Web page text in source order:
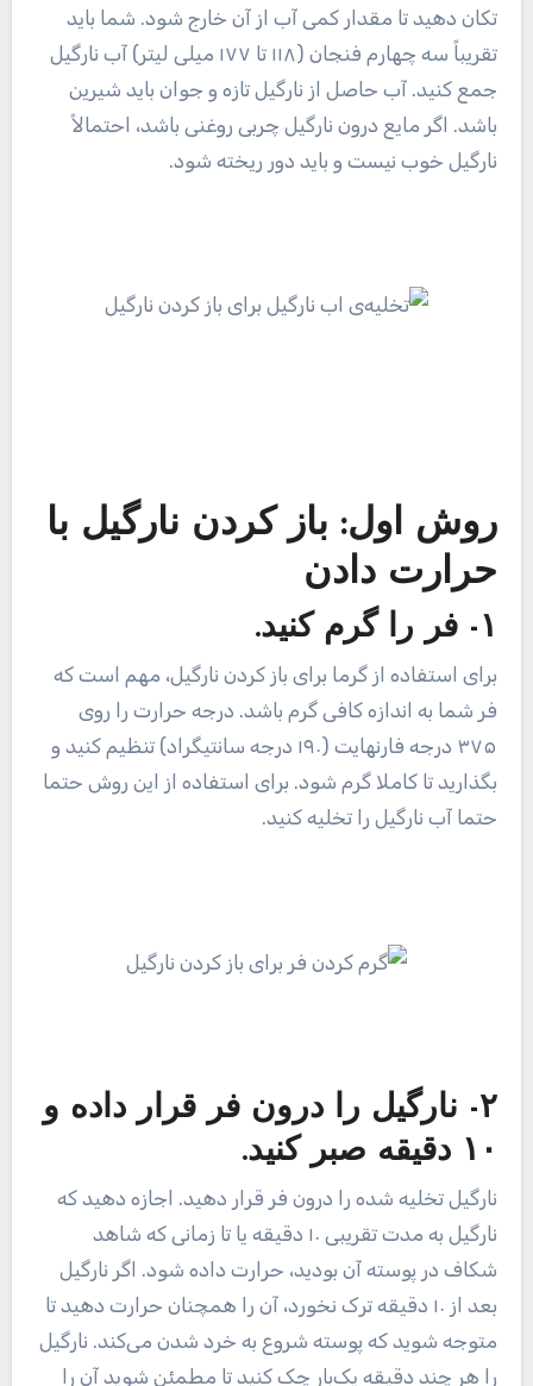
تکان دهید تا مقدار کمی آب از آن خارج شود. شما باید
تقریباً سه چهارم فنجان (۱۱۸ تا ۱۷۷ میلی لیتر) آب نارگیل
جمع کنید. آب حاصل از نارگیل تازه و جوان باید شیرین
باشد. اگر مایع درون نارگیل چربی روغنی باشد، احتمالاً
نارگیل خوب نیست و باید دور ریخته شود.
روش اول: باز کردن نارگیل با
حرارت دادن
۱- فر را گرم کنید.
برای استفاده از گرما برای باز کردن نارگیل، مهم است که
فر شما به اندازه کافی گرم باشد. درجه حرارت را روی
۳۷۵ درجه فارنهایت (۱۹۰ درجه سانتیگراد) تنظیم کنید و
بگذارید تا کاملا گرم شود. برای استفاده از این روش حتما
حتما آب نارگیل را تخلیه کنید.
۲- نارگیل را درون فر قرار داده و
۱۰ دقیقه صبر کنید.
نارگیل تخلیه شده را درون فر قرار دهید. اجازه دهید که
نارگیل به مدت تقریبی ۱۰ دقیقه یا تا زمانی که شاهد
شکاف در پوسته آن بودید، حرارت داده شود. اگر نارگیل
بعد از ۱۰ دقیقه ترک نخورد، آن را همچنان حرارت دهید تا
متوجه شوید که پوسته شروع به خرد شدن می‌کند. نارگیل
را هر چند دقیقه یک‌بار چک کنید تا مطمئن شوید آن را